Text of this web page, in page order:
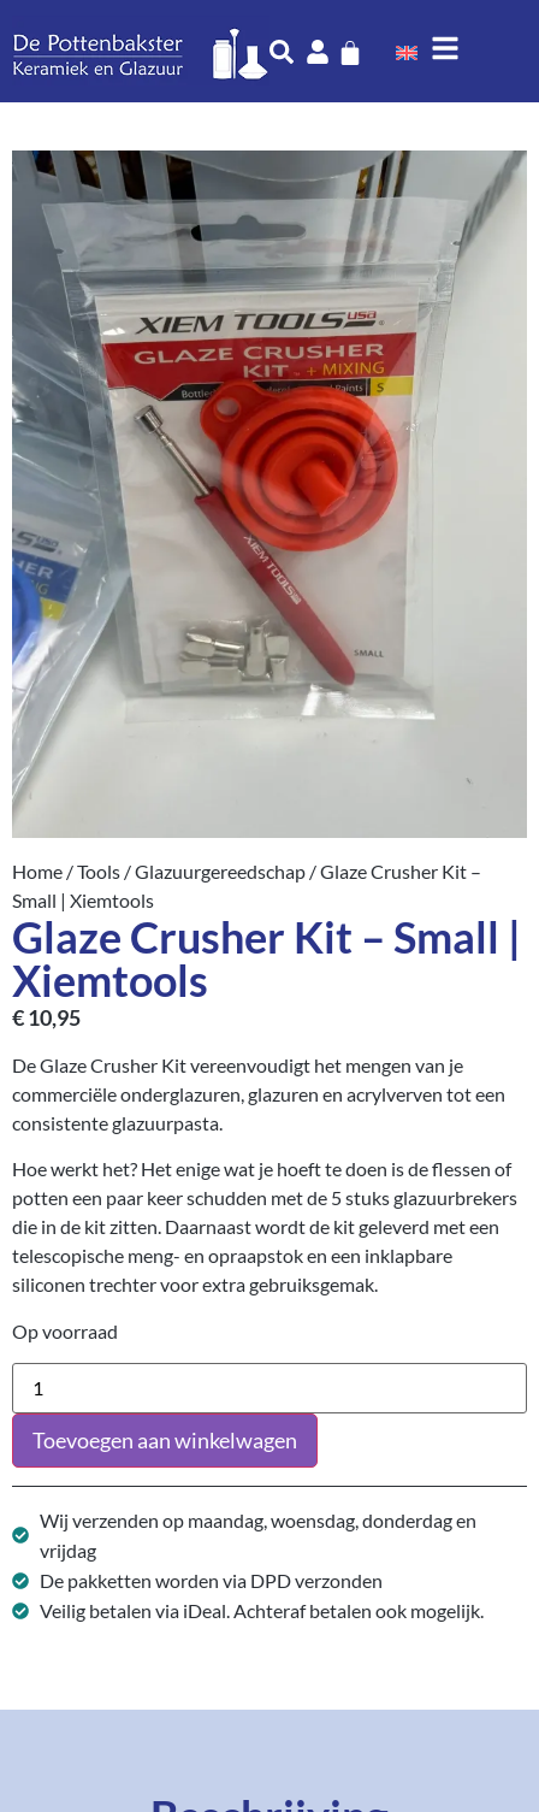
Home /Tools /Glazuurgereedschap / Glaze Crusher Kit –
Small | Xiemtools
Glaze Crusher Kit – Small |
Xiemtools
€10,95
De Glaze Crusher Kit vereenvoudigt het mengen van je
commerciële onderglazuren, glazuren en acrylverven tot een
consistente glazuurpasta.
Hoe werkt het? Het enige wat je hoeft te doen is de flessen of
potten een paar keer schudden met de 5 stuks glazuurbrekers
die in de kit zitten. Daarnaast wordt de kit geleverd met een
telescopische meng- en opraapstok en een inklapbare
siliconen trechter voor extra gebruiksgemak.
Op voorraad
Toevoegen aan winkelwagen
Wij verzenden op maandag, woensdag, donderdag en
vrijdag
De pakketten worden via DPD verzonden
Veilig betalen via iDeal. Achteraf betalen ook mogelijk.